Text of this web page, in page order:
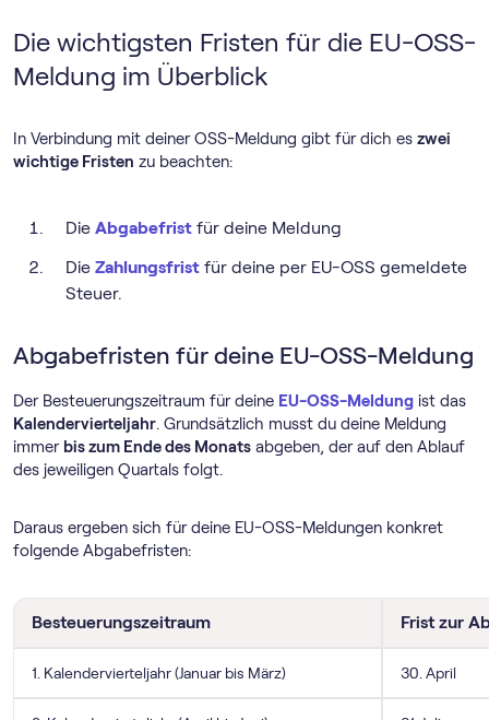
Die wichtigsten Fristen für die EU-OSS-
Meldung im Überblick
In Verbindung mit deiner OSS-Meldung gibt für dich es zwei
wichtige Fristen zu beachten:
Die Abgabefrist für deine Meldung
Die Zahlungsfrist für deine per EU-OSS gemeldete
Steuer.
Abgabefristen für deine EU-OSS-Meldung
Der Besteuerungszeitraum für deine EU-OSS-Meldung ist das
Kalendervierteljahr. Grundsätzlich musst du deine Meldung
immer bis zum Ende des Monats abgeben, der auf den Ablauf
des jeweiligen Quartals folgt.
Daraus ergeben sich für deine EU-OSS-Meldungen konkret
folgende Abgabefristen:
Besteuerungszeitraum Frist zur
1. Kalendervierteljahr (Januar bis März) 30. April